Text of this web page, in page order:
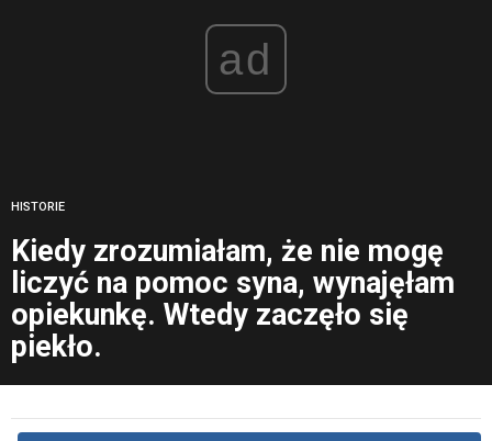
ad
HISTORIE
Kiedy zrozumiałam, że nie mogę
liczyć na pomoc syna, wynajęłam
opiekunkę. Wtedy zaczęło się
piekło.